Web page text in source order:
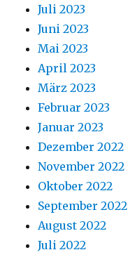
Juli 2023
Juni 2023
Mai 2023
April 2023
März 2023
Februar 2023
Januar 2023
Dezember 2022
November 2022
Oktober 2022
September 2022
August 2022
Juli 2022